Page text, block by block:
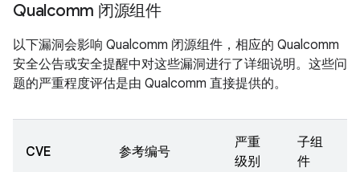
Qualcomm 闭源组件
以下漏洞会影响 Qualcomm 闭源组件，相应的 Qualcomm
安全公告或安全提醒中对这些漏洞进行了详细说明。这些问
题的严重程度评估是由 Qualcomm 直接提供的。
CVE 参考编号
严重
级别
子组
件